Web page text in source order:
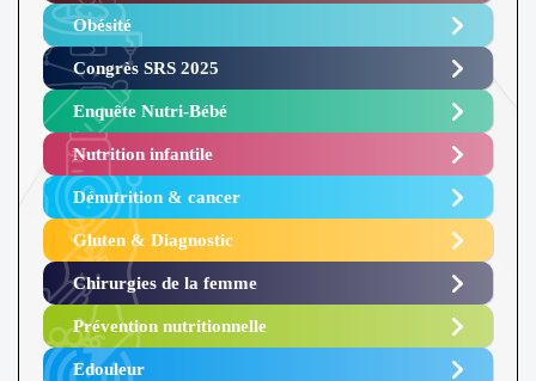
Obésité ​
Congrès SRS 2025 ​
Enquête Nutri-Bébé ​
Nutrition infantile
Dénutrition & cancer
Gluten & Diagnostic
Chirurgies de la femme
Prévention nutritionnelle
Edouleur​